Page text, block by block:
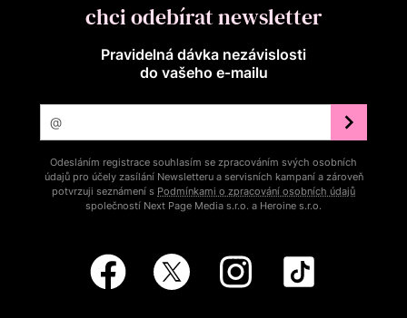
chci odebírat newsletter
Pravidelná dávka nezávislosti
do vašeho e‑mailu
Odesláním registrace souhlasím se zpracováním svých osobních
údajů pro účely zasílání Newsletteru a servisních kampaní a zároveň
potvrzuji seznámení s Podmínkami o zpracování osobních údajů
společností Next Page Media s.r.o. a Heroine s.r.o.